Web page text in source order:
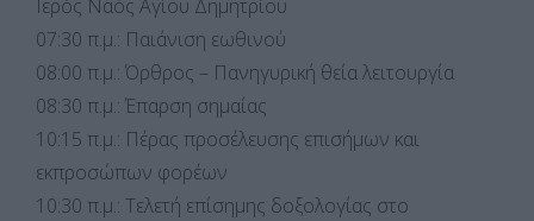
Ιερός Ναός Αγίου Δημητρίου
07:30 π.μ.: Παιάνιση εωθινού
08:00 π.μ.: Όρθρος – Πανηγυρική θεία λειτουργία
08:30 π.μ.: Έπαρση σημαίας
10:15 π.μ.: Πέρας προσέλευσης επισήμων και
εκπροσώπων φορέων
10:30 π.μ.: Τελετή επίσημης δοξολογίας στο